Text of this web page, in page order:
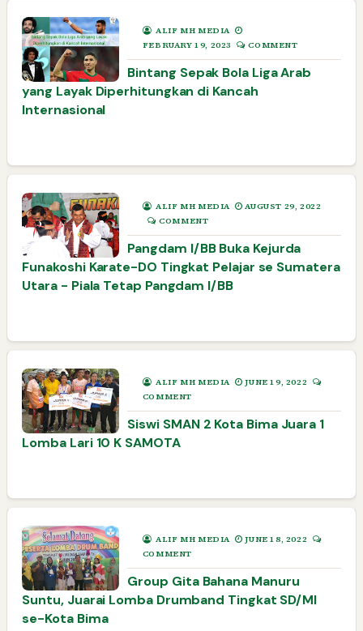
ALIF MH MEDIA
FEBRUARY 19, 2023
COMMENT
Bintang Sepak Bola Liga Arab
yang Layak Diperhitungkan di Kancah
Internasional
ALIF MH MEDIA
AUGUST 29, 2022
COMMENT
Pangdam I/BB Buka Kejurda
Funakoshi Karate-DO Tingkat Pelajar se Sumatera
Utara - Piala Tetap Pangdam I/BB
ALIF MH MEDIA
JUNE 19, 2022
COMMENT
Siswi SMAN 2 Kota Bima Juara 1
Lomba Lari 10 K SAMOTA
ALIF MH MEDIA
JUNE 18, 2022
COMMENT
Group Gita Bahana Manuru
Suntu, Juarai Lomba Drumband Tingkat SD/MI
se-Kota Bima